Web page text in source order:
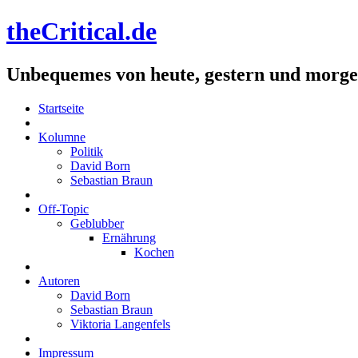
theCritical.de
Unbequemes von heute, gestern und
Startseite
Kolumne
Politik
David Born
Sebastian Braun
Off-Topic
Geblubber
Ernährung
Kochen
Autoren
David Born
Sebastian Braun
Viktoria Langenfels
Impressum